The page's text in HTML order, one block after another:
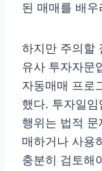
된 매매를 배
하지만 주의할
유사 투자자문
자동매매 프로
했다. 투자일
행위는 법적
매하거나 사용
충분히 검토해